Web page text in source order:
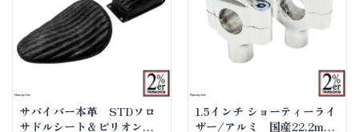
サバイバー本革 STDソロ
サドルシート＆ピリオンパ
1.5インチ ショーティーライ
ザー/アルミ 国産22.2mm